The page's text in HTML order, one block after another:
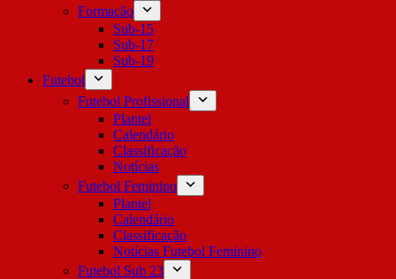
Formação
Sub-15
Sub-17
Sub-19
Futebol
Futebol Profissional
Plantel
Calendário
Classificação
Notícias
Futebol Feminino
Plantel
Calendário
Classificação
Notícias Futebol Feminino
Futebol Sub 23